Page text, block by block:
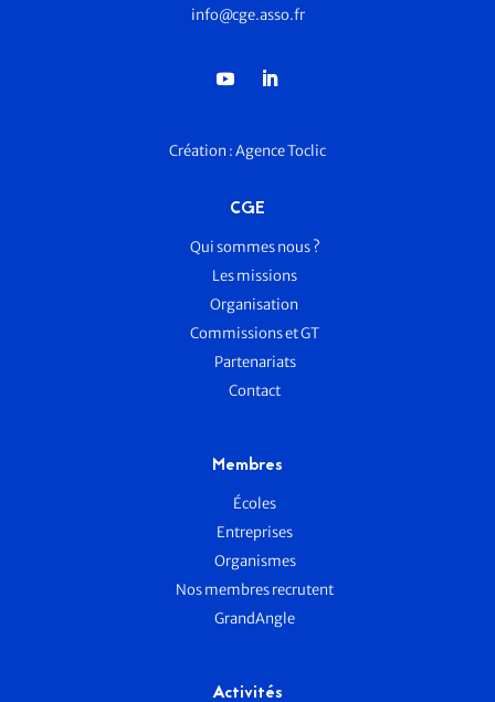
info@cge.asso.fr
Création :Agence Toclic
CGE
Qui sommes nous ?
Les missions
Organisation
Commissions et GT
Partenariats
Contact
Membres
Écoles
Entreprises
Organismes
Nos membres recrutent
GrandAngle
Activités